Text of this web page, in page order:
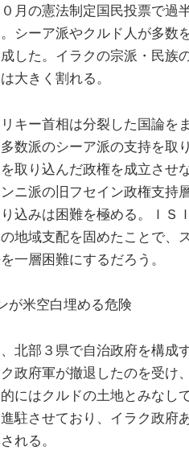
月の憲法制定国民投票で過
シーア派やクルド人が多数
した。イラクの宗派・民族
大きく割れる。
キー首相は分裂した国論を
数派のシーア派の支持を取
取り込んだ政権を成立させ
ニ派の旧フセイン政権支持
込みは困難を極める。ＩＳ
地域支配を固めたことで、
一層困難にするだろう。
が米空白埋める危険
北部３県で自治政府を構成
政府軍が撤退したのを受け
にはクルドの土地とみなし
駐させており、イラク政府
れる。